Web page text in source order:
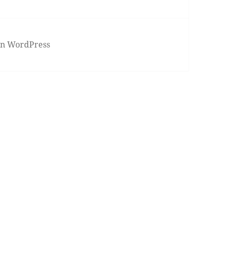
WordPress